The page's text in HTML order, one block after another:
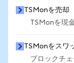
TSMonを売却
TSMonを現
TSMonをスワ
ブロックチ